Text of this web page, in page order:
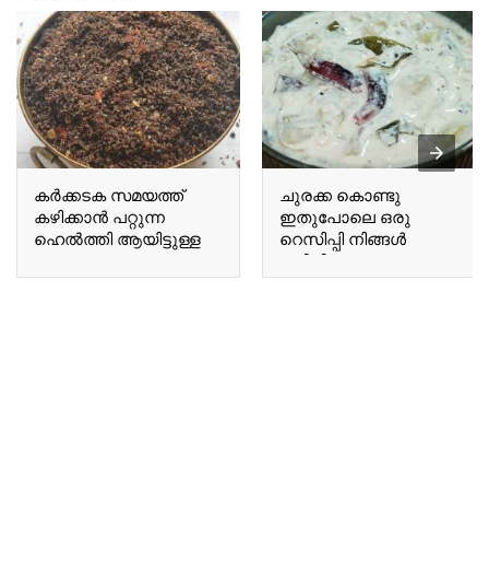
കർക്കടക സമയത്ത്
കഴിക്കാൻ പറ്റുന്ന
ഹെൽത്തി ആയിട്ടുള്ള
suitable for
ചുരക്ക കൊണ്ടു
ഇതുപോലെ ഒരു
റെസിപ്പി നിങ്ങൾ
കഴിച്ചിട്ടുണ്ടോ Have you
ever tried a recipe like